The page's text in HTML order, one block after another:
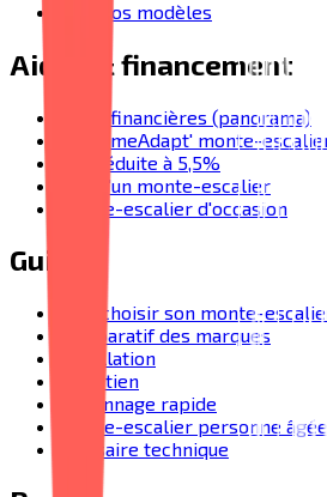
Tous nos modèles
Aides & financement
Aides financières (panorama)
MaPrimeAdapt' monte-
TVA réduite à 5,5%
Prix d'un monte-escalier
Monte-escalier d'occasion
Guides
Bien choisir son monte-
Comparatif des marques
Installation
Entretien
Dépannage rapide
Monte-escalier personne âgée
Glossaire technique